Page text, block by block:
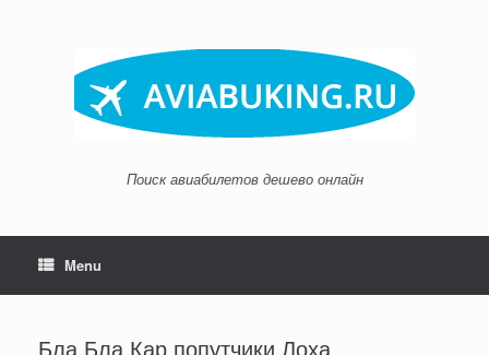
Поиск авиабилетов дешево онлайн
Menu
Бла Бла Кар попутчики Лоха